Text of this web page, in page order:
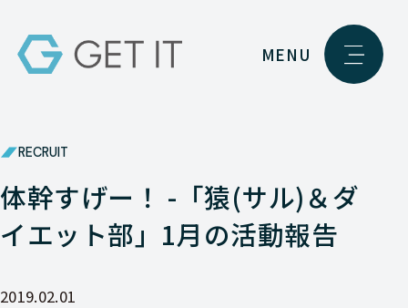
MENU
RECRUIT
体幹すげー！ -「猿(サル)＆ダ
イエット部」1月の活動報告
2019.02.01